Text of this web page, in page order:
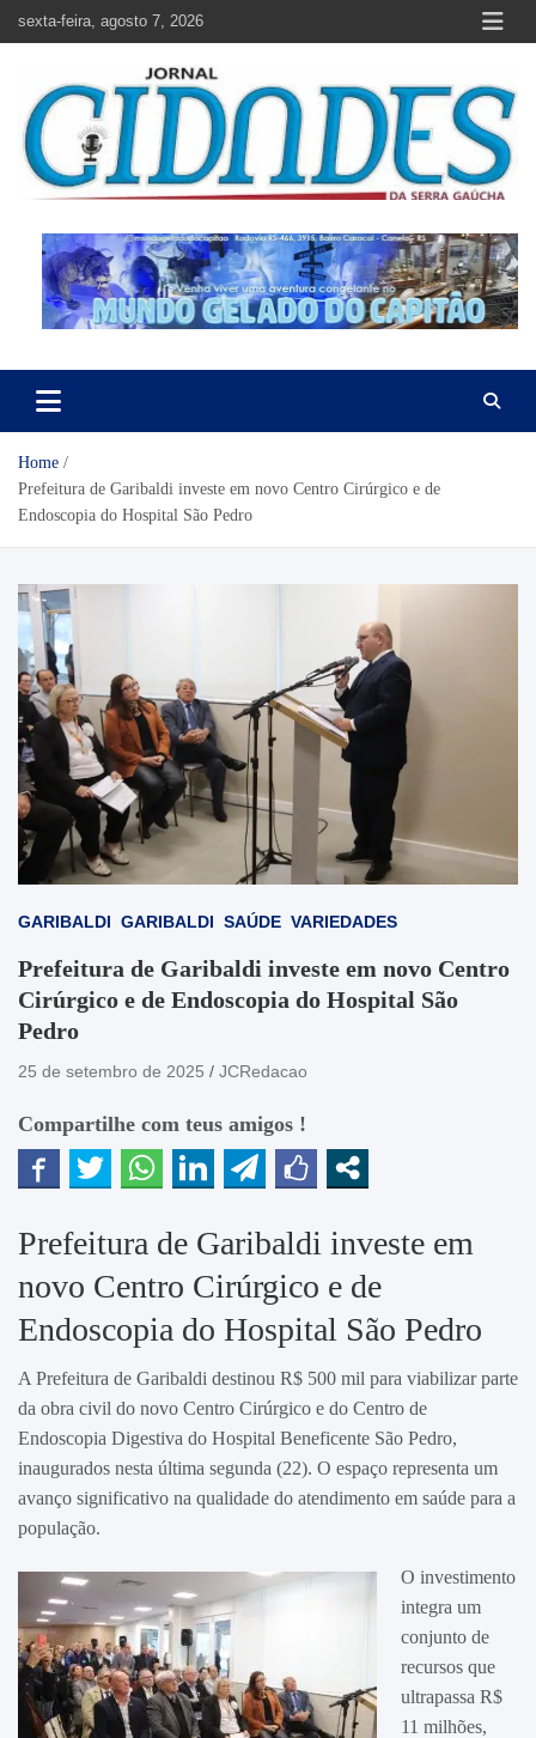
sexta-feira, agosto 7, 2026
Jornal Cidades da Serra Gaúcha
Home
Prefeitura de Garibaldi investe em novo Centro Cirúrgico e de
Endoscopia do Hospital São Pedro
GARIBALDI GARIBALDI SAÚDE VARIEDADES
Prefeitura de Garibaldi investe em novo Centro
Cirúrgico e de Endoscopia do Hospital São
Pedro
25 de setembro de 2025 JCRedacao
Compartilhe com teus amigos !
Prefeitura de Garibaldi investe em
novo Centro Cirúrgico e de
Endoscopia do Hospital São Pedro
A Prefeitura de Garibaldi destinou R$ 500 mil para viabilizar parte
da obra civil do novo Centro Cirúrgico e do Centro de
Endoscopia Digestiva do Hospital Beneficente São Pedro,
inaugurados nesta última segunda (22). O espaço representa um
avanço significativo na qualidade do atendimento em saúde para a
população.
O investimento
integra um
conjunto de
recursos que
ultrapassa R$
11 milhões,